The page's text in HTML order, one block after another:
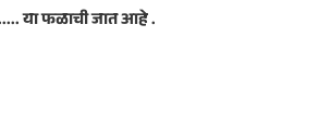
या फळाची जात आहे .